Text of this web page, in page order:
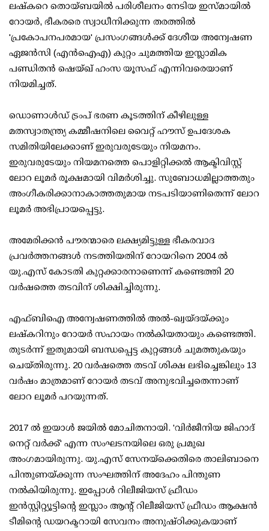
ലഷ്‌കറെ തൊയ്ബയില്‍ പരിശീലനം നേടിയ ഇസ്മായില്‍
റോയര്‍, ഭീകരരെ സ്വാധീനിക്കുന്ന തരത്തില്‍
'പ്രകോപനപരമായ' പ്രസംഗങ്ങള്‍ക്ക് ദേശീയ അന്വേഷണ
ഏജന്‍സി (എന്‍ഐഎ) കുറ്റം ചുമത്തിയ ഇസ്ലാമിക
പണ്ഡിതന്‍ ഷെയ്ഖ് ഹംസ യൂസഫ് എന്നിവരെയാണ്
നിയമിച്ചത്.
ഡൊണാള്‍ഡ് ട്രംപ് ഭരണ കൂടത്തിന് കീഴിലുള്ള
മതസ്വാതന്ത്ര്യ കമ്മീഷനിലെ വൈറ്റ് ഹൗസ് ഉപദേശക
സമിതിയിലേക്കാണ് ഇരുവരുടേയും നിയമനം.
ഇരുവരുടേയും നിയമനത്തെ പൊളിറ്റിക്കല്‍ ആക്ടിവിസ്റ്റ്
ലോറ ലൂമര്‍ രൂക്ഷമായി വിമര്‍ശിച്ചു. സുബോധമില്ലാത്തതും
അംഗീകരിക്കാനാകാത്തതുമായ നടപടിയാണിതെന്ന് ലോറ
ലൂമര്‍ അഭിപ്രായപ്പെട്ടു.
അമേരിക്കന്‍ പൗരന്മാരെ ലക്ഷ്യമിട്ടുള്ള ഭീകരവാദ
പ്രവര്‍ത്തനങ്ങള്‍ നടത്തിയതിന് റോയറിനെ 2004 ല്‍
യു.എസ് കോടതി കുറ്റക്കാരനാണെന്ന് കണ്ടെത്തി 20
വര്‍ഷത്തെ തടവിന് ശിക്ഷിച്ചിരുന്നു.
എഫ്ബിഐ അന്വേഷണത്തില്‍ അല്‍-ഖ്വയ്ദയ്ക്കും
ലഷ്‌കറിനും റോയര്‍ സഹായം നല്‍കിയതായും കണ്ടെത്തി.
തുടര്‍ന്ന് ഇതുമായി ബന്ധപ്പെട്ട കുറ്റങ്ങള്‍ ചുമത്തുകയും
ചെയ്തിരുന്നു. 20 വര്‍ഷത്തെ തടവ് ശിക്ഷ ലഭിച്ചെങ്കിലും 13
വര്‍ഷം മാത്രമാണ് റോയര്‍ തടവ് അനുഭവിച്ചതെന്നാണ്
ലോറ ലൂമര്‍ പറയുന്നത്.
2017 ല്‍ ഇയാള്‍ ജയില്‍ മോചിതനായി. 'വിര്‍ജീനിയ ജിഹാദ്
നെറ്റ് വര്‍ക്ക്' എന്ന സംഘടനയിലെ ഒരു പ്രമുഖ
അംഗമായിരുന്നു. യു.എസ് സേനയ്‌ക്കെതിരെ താലിബാനെ
പിന്തുണയ്ക്കുന്ന സംഘത്തിന് അദേഹം പിന്തുണ
നല്‍കിയിരുന്നു. ഇപ്പോള്‍ റിലീജിയസ് ഫ്രീഡം
ഇന്‍സ്റ്റിറ്റ്യൂട്ടിന്റെ ഇസ്ലാം ആന്റ് റിലീജിയസ് ഫ്രീഡം ആക്ഷന്‍
ടീമിന്റെ ഡയറക്ടറായി സേവനം അനുഷ്ഠിക്കുകയാണ്